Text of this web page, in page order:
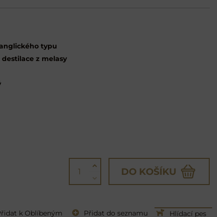
typu
z melasy
DO KOŠÍKU
k Oblíbeným Přidat do seznamu Hlídací pes